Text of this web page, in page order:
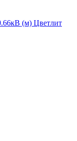
(м) Цветлит